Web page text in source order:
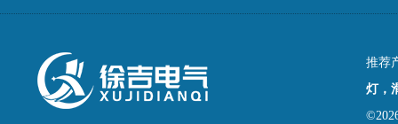
推荐
灯，